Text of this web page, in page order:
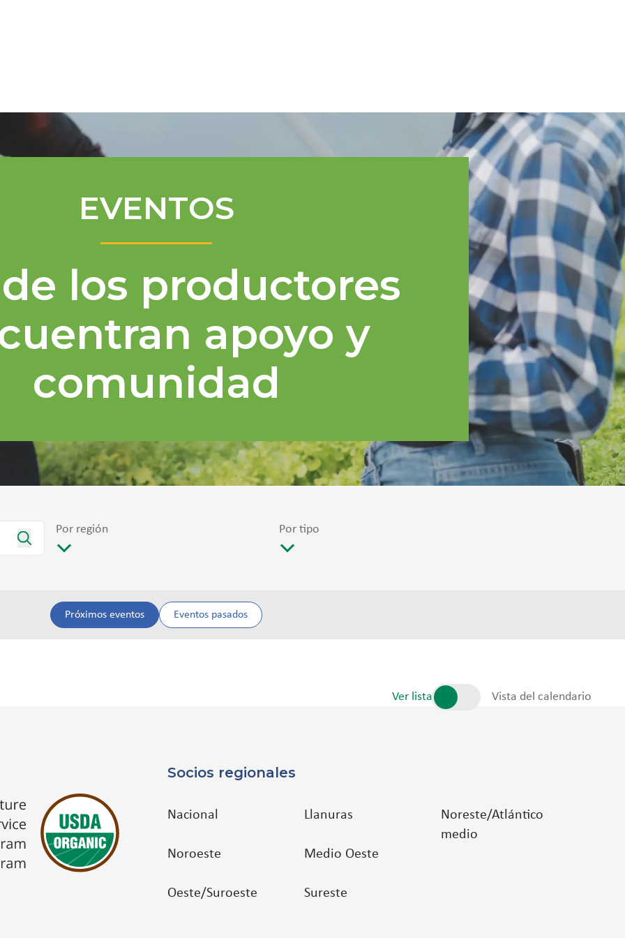
EVENTOS
los productores
apoyo y
comunidad
Por región Por tipo
Próximos eventos Eventos pasados
Ver lista Vista del calendario
Socios regionales
Nacional
Noroeste
Oeste/Suroeste
Llanuras
Medio Oeste
Sureste
Noreste/Atlántico
medio